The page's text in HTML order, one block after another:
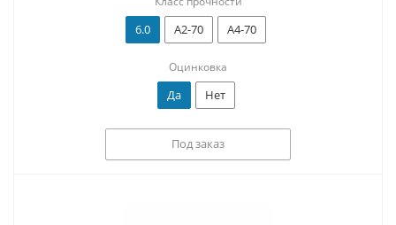
6.0 А2-70 А4-70
Оцинковка
Да Нет
Под заказ